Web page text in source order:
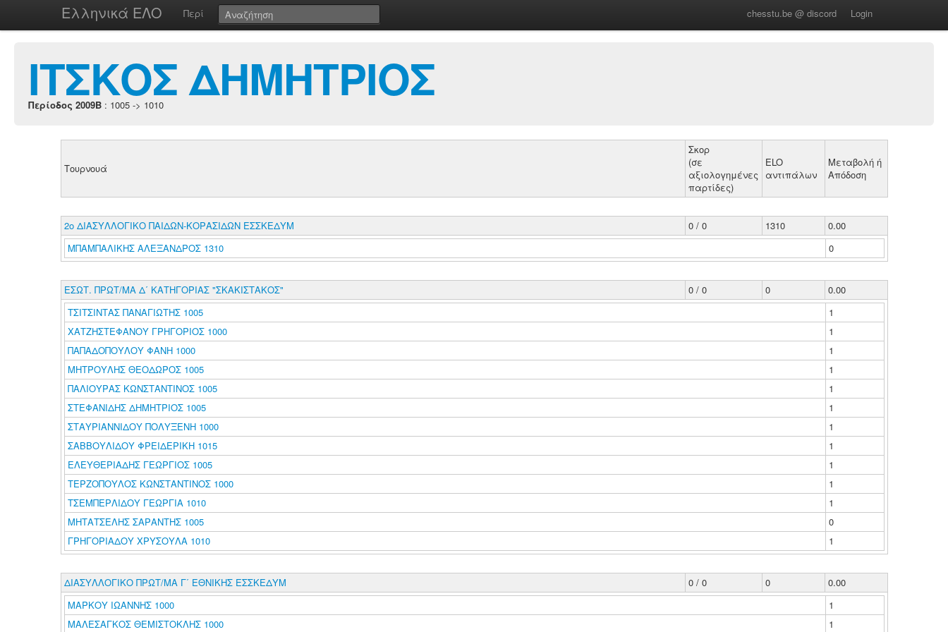
Ελληνικά ΕΛΟ Περί chesstu.be @ discord Login
ΙΤΣΚΟΣ ΔΗΜΗΤΡΙΟΣ
Περίοδος 2009B : 1005 -> 1010
Τουρνουά
Σκορ
(σε
αξιολογημένες
παρτίδες)
ELO
αντιπάλων
Μεταβολή ή
Απόδοση
2ο ΔΙΑΣΥΛΛΟΓΙΚΟ ΠΑΙΔΩΝ-ΚΟΡΑΣΙΔΩΝ ΕΣΣΚΕΔΥΜ 0 / 0 1310
0.00
ΜΠΑΜΠΑΛΙΚΗΣ ΑΛΕΞΑΝΔΡΟΣ 1310
0
ΕΣΩΤ. ΠΡΩΤ/ΜΑ Δ΄ ΚΑΤΗΓΟΡΙΑΣ "ΣΚΑΚΙΣΤΑΚΟΣ" 0 / 0 0
0.00
ΤΣΙΤΣΙΝΤΑΣ ΠΑΝΑΓΙΩΤΗΣ 1005
1
ΧΑΤΖΗΣΤΕΦΑΝΟΥ ΓΡΗΓΟΡΙΟΣ 1000
1
ΠΑΠΑΔΟΠΟΥΛΟΥ ΦΑΝΗ 1000
1
ΜΗΤΡΟΥΛΗΣ ΘΕΟΔΩΡΟΣ 1005
1
ΠΑΛΙΟΥΡΑΣ ΚΩΝΣΤΑΝΤΙΝΟΣ 1005
1
ΣΤΕΦΑΝΙΔΗΣ ΔΗΜΗΤΡΙΟΣ 1005
1
ΣΤΑΥΡΙΑΝΝΙΔΟΥ ΠΟΛΥΞΕΝΗ 1000
1
ΣΑΒΒΟΥΛΙΔΟΥ ΦΡΕΙΔΕΡΙΚΗ 1015
1
ΕΛΕΥΘΕΡΙΑΔΗΣ ΓΕΩΡΓΙΟΣ 1005
1
ΤΕΡΖΟΠΟΥΛΟΣ ΚΩΝΣΤΑΝΤΙΝΟΣ 1000
1
ΤΣΕΜΠΕΡΛΙΔΟΥ ΓΕΩΡΓΙΑ 1010
1
ΜΗΤΑΤΣΕΛΗΣ ΣΑΡΑΝΤΗΣ 1005
0
ΓΡΗΓΟΡΙΑΔΟΥ ΧΡΥΣΟΥΛΑ 1010
1
ΔΙΑΣΥΛΛΟΓΙΚΟ ΠΡΩΤ/ΜΑ Γ΄ ΕΘΝΙΚΗΣ ΕΣΣΚΕΔΥΜ 0 / 0 0
0.00
ΜΑΡΚΟΥ ΙΩΑΝΝΗΣ 1000
1
ΜΑΛΕΣΑΓΚΟΣ ΘΕΜΙΣΤΟΚΛΗΣ 1000
1